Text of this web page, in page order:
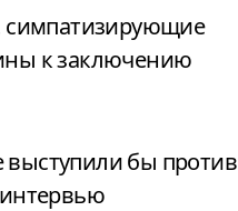
симпатизирующие
к заключению
выступили бы против